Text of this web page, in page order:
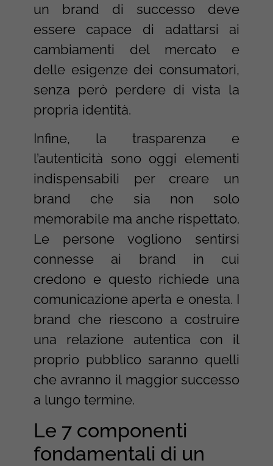
un brand di successo deve
essere capace di adattarsi ai
cambiamenti del mercato e
delle esigenze dei consumatori,
senza però perdere di vista la
propria identità.
Infine, la trasparenza e
l’autenticità sono oggi elementi
indispensabili per creare un
brand che sia non solo
memorabile ma anche rispettato.
Le persone vogliono sentirsi
connesse ai brand in cui
credono e questo richiede una
comunicazione aperta e onesta. I
brand che riescono a costruire
una relazione autentica con il
proprio pubblico saranno quelli
che avranno il maggior successo
a lungo termine.
Le 7 componenti
fondamentali di un